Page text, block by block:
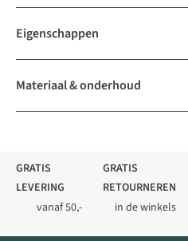
Eigenschappen
Materiaal & onderhoud
GRATIS
LEVERING
vanaf 50,-
GRATIS
RETOURNEREN
in de winkels